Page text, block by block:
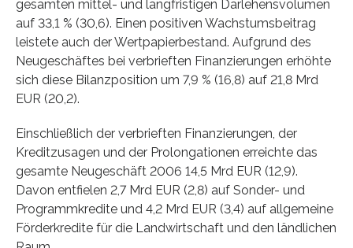
gesamten mittel- und langfristigen Darlehensvolumen
auf 33,1 % (30,6). Einen positiven Wachstumsbeitrag
leistete auch der Wertpapierbestand. Aufgrund des
Neugeschäftes bei verbrieften Finanzierungen erhöhte
sich diese Bilanzposition um 7,9 % (16,8) auf 21,8 Mrd
EUR (20,2).
Einschließlich der verbrieften Finanzierungen, der
Kreditzusagen und der Prolongationen erreichte das
gesamte Neugeschäft 2006 14,5 Mrd EUR (12,9).
Davon entfielen 2,7 Mrd EUR (2,8) auf Sonder- und
Programmkredite und 4,2 Mrd EUR (3,4) auf allgemeine
Förderkredite für die Landwirtschaft und den ländlichen